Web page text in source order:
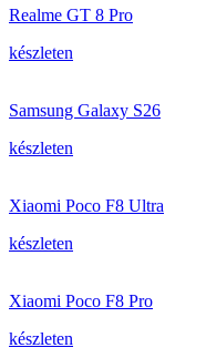
Realme GT 8 Pro
készleten
Samsung Galaxy S26
készleten
Xiaomi Poco F8 Ultra
készleten
Xiaomi Poco F8 Pro
készleten